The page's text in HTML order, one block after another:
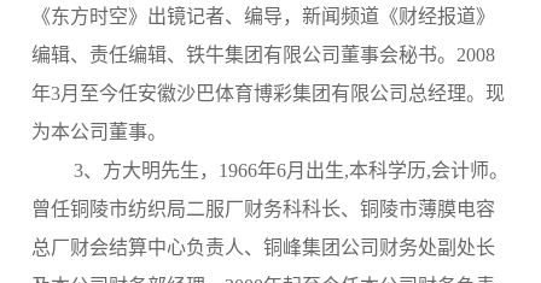
《东方时空》出镜记者、编导，新闻频道《财经报道》
编辑、责任编辑、铁牛集团有限公司董事会秘书。 2008
年3月至今任安徽沙巴体育博彩集团有限公司总经理。现
为本公司董事。
3、方大明先生，1966年6月出生,本科学历,会计师。
曾任铜陵市纺织局二服厂财务科科长、铜陵市薄膜电容
总厂财会结算中心负责人、铜峰集团公司财务处副处长